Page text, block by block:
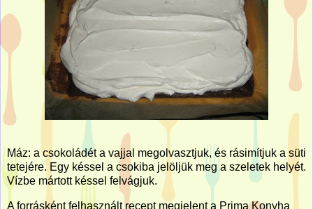
Máz: a csokoládét a vajjal megolvasztjuk, és rásimítjuk a süti
tetejére. Egy késsel a csokiba jelöljük meg a szeletek helyét.
Vízbe mártott késsel felvágjuk.
A forrásként felhasznált recept megjelent a Prima Konyha